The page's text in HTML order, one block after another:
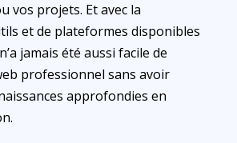
vos projets. Et avec la
et de plateformes disponibles
jamais été aussi facile de
professionnel sans avoir
approfondies en